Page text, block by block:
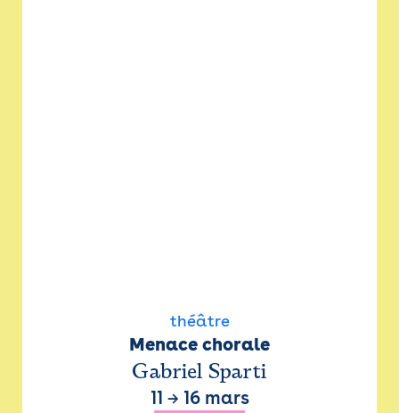
théâtre
Menace chorale
Gabriel Sparti
11 → 16 mars